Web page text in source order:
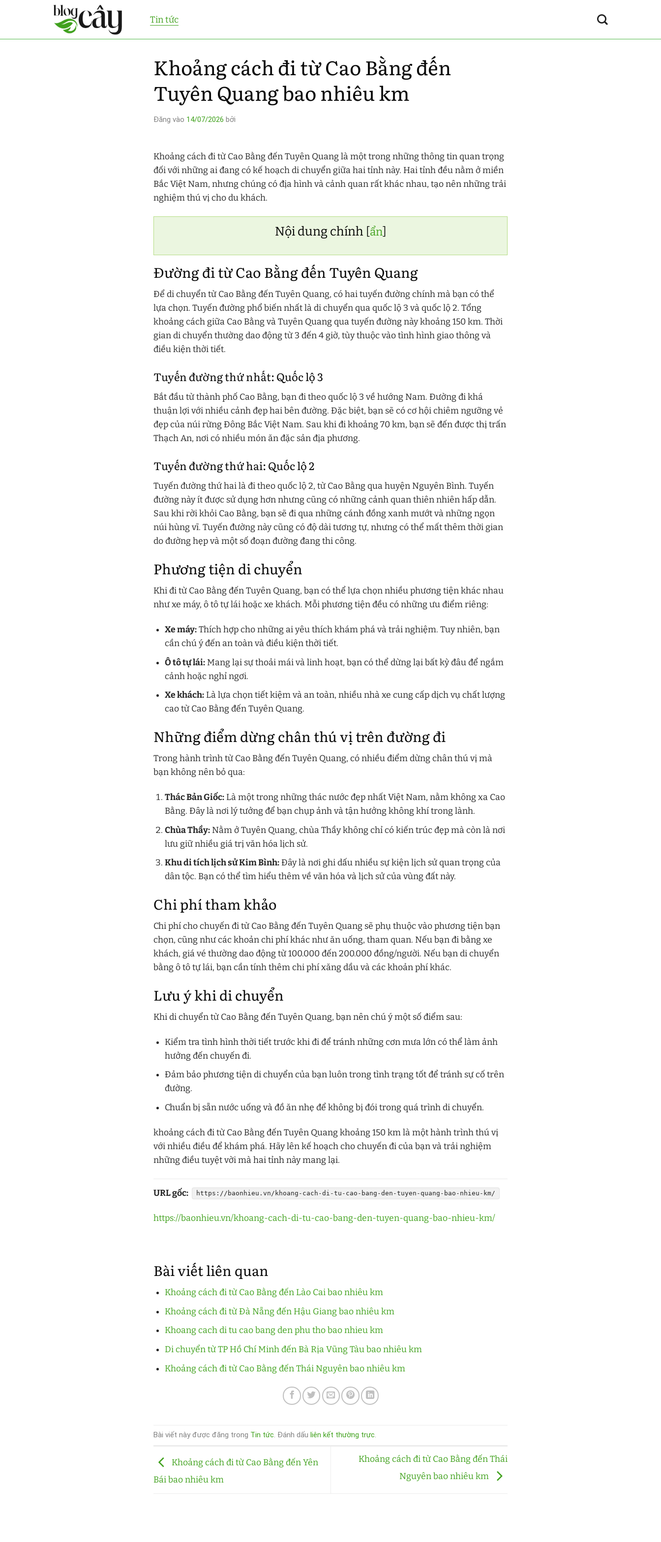
Tin tức
Khoảng cách đi từ Cao Bằng đến
Tuyên Quang bao nhiêu km
Đăng vào 14/07/2026 bởi
Khoảng cách đi từ Cao Bằng đến Tuyên Quang là một trong những thông tin quan trọng
đối với những ai đang có kế hoạch di chuyển giữa hai tỉnh này. Hai tỉnh đều nằm ở miền
Bắc Việt Nam, nhưng chúng có địa hình và cảnh quan rất khác nhau, tạo nên những trải
nghiệm thú vị cho du khách.
Nội dung chính [ẩn]
Đường đi từ Cao Bằng đến Tuyên Quang
Để di chuyển từ Cao Bằng đến Tuyên Quang, có hai tuyến đường chính mà bạn có thể
lựa chọn. Tuyến đường phổ biến nhất là di chuyển qua quốc lộ 3 và quốc lộ 2. Tổng
khoảng cách giữa Cao Bằng và Tuyên Quang qua tuyến đường này khoảng 150 km. Thời
gian di chuyển thường dao động từ 3 đến 4 giờ, tùy thuộc vào tình hình giao thông và
điều kiện thời tiết.
Tuyến đường thứ nhất: Quốc lộ 3
Bắt đầu từ thành phố Cao Bằng, bạn đi theo quốc lộ 3 về hướng Nam. Đường đi khá
thuận lợi với nhiều cảnh đẹp hai bên đường. Đặc biệt, bạn sẽ có cơ hội chiêm ngưỡng vẻ
đẹp của núi rừng Đông Bắc Việt Nam. Sau khi đi khoảng 70 km, bạn sẽ đến được thị trấn
Thạch An, nơi có nhiều món ăn đặc sản địa phương.
Tuyến đường thứ hai: Quốc lộ 2
Tuyến đường thứ hai là đi theo quốc lộ 2, từ Cao Bằng qua huyện Nguyên Bình. Tuyến
đường này ít được sử dụng hơn nhưng cũng có những cảnh quan thiên nhiên hấp dẫn.
Sau khi rời khỏi Cao Bằng, bạn sẽ đi qua những cánh đồng xanh mướt và những ngọn
núi hùng vĩ. Tuyến đường này cũng có độ dài tương tự, nhưng có thể mất thêm thời gian
do đường hẹp và một số đoạn đường đang thi công.
Phương tiện di chuyển
Khi đi từ Cao Bằng đến Tuyên Quang, bạn có thể lựa chọn nhiều phương tiện khác nhau
như xe máy, ô tô tự lái hoặc xe khách. Mỗi phương tiện đều có những ưu điểm riêng:
Xe máy:Thích hợp cho những ai yêu thích khám phá và trải nghiệm. Tuy nhiên, bạn
cần chú ý đến an toàn và điều kiện thời tiết.
Ô tô tự lái:Mang lại sự thoải mái và linh hoạt, bạn có thể dừng lại bất kỳ đâu để ngắm
cảnh hoặc nghỉ ngơi.
Xe khách:Là lựa chọn tiết kiệm và an toàn, nhiều nhà xe cung cấp dịch vụ chất lượng
cao từ Cao Bằng đến Tuyên Quang.
Những điểm dừng chân thú vị trên đường đi
Trong hành trình từ Cao Bằng đến Tuyên Quang, có nhiều điểm dừng chân thú vị mà
bạn không nên bỏ qua:
Thác Bản Giốc:Là một trong những thác nước đẹp nhất Việt Nam, nằm không xa Cao
Bằng. Đây là nơi lý tưởng để bạn chụp ảnh và tận hưởng không khí trong lành.
Chùa Thầy:Nằm ở Tuyên Quang, chùa Thầy không chỉ có kiến trúc đẹp mà còn là nơi
lưu giữ nhiều giá trị văn hóa lịch sử.
Khu di tích lịch sử Kim Bình:Đây là nơi ghi dấu nhiều sự kiện lịch sử quan trọng của
dân tộc. Bạn có thể tìm hiểu thêm về văn hóa và lịch sử của vùng đất này.
Chi phí tham khảo
Chi phí cho chuyến đi từ Cao Bằng đến Tuyên Quang sẽ phụ thuộc vào phương tiện bạn
chọn, cũng như các khoản chi phí khác như ăn uống, tham quan. Nếu bạn đi bằng xe
khách, giá vé thường dao động từ 100.000 đến 200.000 đồng/người. Nếu bạn di chuyển
bằng ô tô tự lái, bạn cần tính thêm chi phí xăng dầu và các khoản phí khác.
Lưu ý khi di chuyển
Khi di chuyển từ Cao Bằng đến Tuyên Quang, bạn nên chú ý một số điểm sau:
Kiểm tra tình hình thời tiết trước khi đi để tránh những cơn mưa lớn có thể làm ảnh
hưởng đến chuyến đi.
Đảm bảo phương tiện di chuyển của bạn luôn trong tình trạng tốt để tránh sự cố trên
đường.
Chuẩn bị sẵn nước uống và đồ ăn nhẹ để không bị đói trong quá trình di chuyển.
khoảng cách đi từ Cao Bằng đến Tuyên Quang khoảng 150 km là một hành trình thú vị
với nhiều điều để khám phá. Hãy lên kế hoạch cho chuyến đi của bạn và trải nghiệm
những điều tuyệt vời mà hai tỉnh này mang lại.
URL gốc: https://baonhieu.vn/khoang-cach-di-tu-cao-bang-den-tuyen-quang-bao-nhieu-km/
https://baonhieu.vn/khoang-cach-di-tu-cao-bang-den-tuyen-quang-bao-nhieu-km/
Bài viết liên quan
Khoảng cách đi từ Cao Bằng đến Lào Cai bao nhiêu km
Khoảng cách đi từ Đà Nẵng đến Hậu Giang bao nhiêu km
Khoang cach di tu cao bang den phu tho bao nhieu km
Di chuyển từ TP Hồ Chí Minh đến Bà Rịa Vũng Tàu bao nhiêu km
Khoảng cách đi từ Cao Bằng đến Thái Nguyên bao nhiêu km
Bài viết này được đăng trong Tin tức. Đánh dấu liên kết thường trực.
Khoảng cách đi từ Cao Bằng đến Yên
Bái bao nhiêu km
Khoảng cách đi từ Cao Bằng đến Thái
Nguyên bao nhiêu km